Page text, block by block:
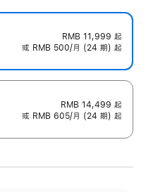
RMB 11,999 起
或 RMB 500/月 (24 期) 起
RMB 14,499 起
或 RMB 605/月 (24 期) 起